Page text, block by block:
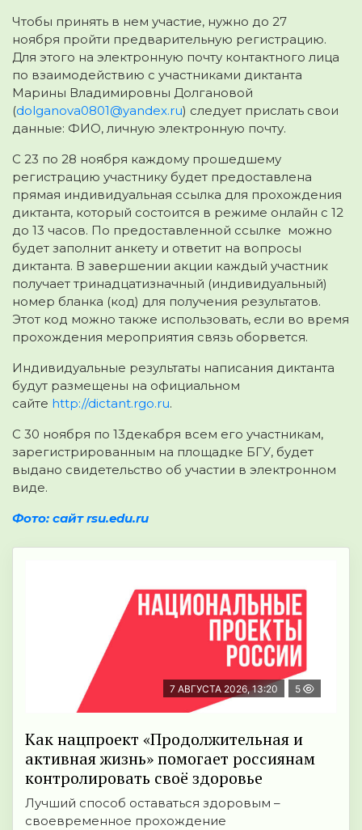
Чтобы принять в нем участие, нужно до 27
ноября пройти предварительную регистрацию.
Для этого на электронную почту контактного лица
по взаимодействию с участниками диктанта
Марины Владимировны Долгановой
(dolganova0801@yandex.ru) следует прислать свои
данные: ФИО, личную электронную почту.
С 23 по 28 ноября каждому прошедшему
регистрацию участнику будет предоставлена
прямая индивидуальная ссылка для прохождения
диктанта, который состоится в режиме онлайн с 12
до 13 часов. По предоставленной ссылке можно
будет заполнит анкету и ответит на вопросы
диктанта. В завершении акции каждый участник
получает тринадцатизначный (индивидуальный)
номер бланка (код) для получения результатов.
Этот код можно также использовать, если во время
прохождения мероприятия связь оборвется.
Индивидуальные результаты написания диктанта
будут размещены на официальном
сайте http://dictant.rgo.ru.
С 30 ноября по 13декабря всем его участникам,
зарегистрированным на площадке БГУ, будет
выдано свидетельство об участии в электронном
виде.
Фото: сайт rsu.edu.ru
7 АВГУСТА 2026, 13:20 5
Как нацпроект «Продолжительная и
активная жизнь» помогает россиянам
контролировать своё здоровье
Лучший способ оставаться здоровым –
своевременное прохождение